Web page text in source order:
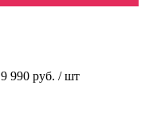
9 990 руб. / шт